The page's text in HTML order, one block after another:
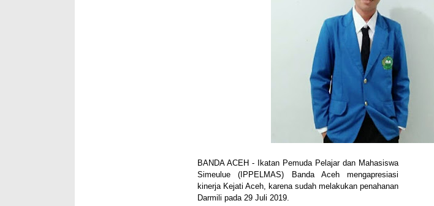
BANDA ACEH - Ikatan Pemuda Pelajar dan Mahasiswa
Simeulue (IPPELMAS) Banda Aceh mengapresiasi
kinerja Kejati Aceh, karena sudah melakukan penahanan
Darmili pada 29 Juli 2019.